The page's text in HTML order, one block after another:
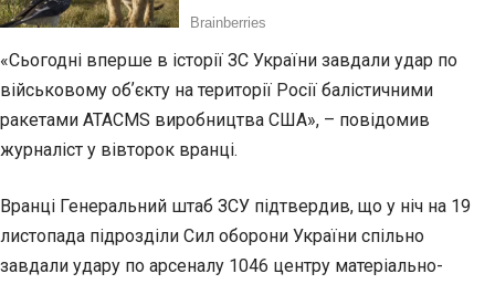
«Сьогодні вперше в історії ЗС України завдали удар по
військовому обʼєкту на території Росії балістичними
ракетами ATACMS виробництва США», – повідомив
журналіст у вівторок вранці.
Вранці Генеральний штаб ЗСУ підтвердив, що у ніч на 19
листопада підрозділи Сил оборони України спільно
завдали удару по арсеналу 1046 центру матеріально-